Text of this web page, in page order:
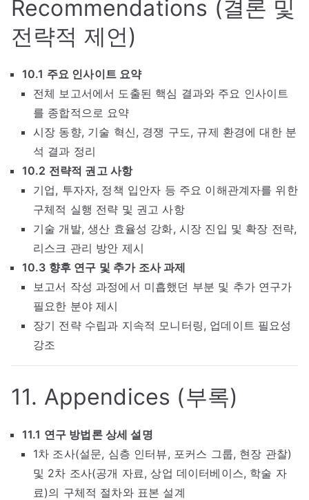
Recommendations (결론 및
전략적 제언)
10.1 주요 인사이트 요약
전체 보고서에서 도출된 핵심 결과와 주요 인사이트
를 종합적으로 요약
시장 동향, 기술 혁신, 경쟁 구도, 규제 환경에 대한 분
석 결과 정리
10.2 전략적 권고 사항
기업, 투자자, 정책 입안자 등 주요 이해관계자를 위한
구체적 실행 전략 및 권고 사항
기술 개발, 생산 효율성 강화, 시장 진입 및 확장 전략,
리스크 관리 방안 제시
10.3 향후 연구 및 추가 조사 과제
보고서 작성 과정에서 미흡했던 부분 및 추가 연구가
필요한 분야 제시
장기 전략 수립과 지속적 모니터링, 업데이트 필요성
강조
11. Appendices (부록)
11.1 연구 방법론 상세 설명
1차 조사(설문, 심층 인터뷰, 포커스 그룹, 현장 관찰)
및 2차 조사(공개 자료, 상업 데이터베이스, 학술 자
료)의 구체적 절차와 표본 설계